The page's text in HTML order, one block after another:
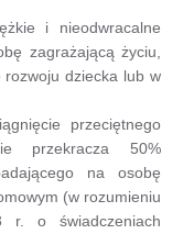
i nieodwracalne
zagrażającą życiu,
rozwoju dziecka lub w
przeciętnego
przekracza 50%
na osobę
(w rozumieniu
r. o świadczeniach